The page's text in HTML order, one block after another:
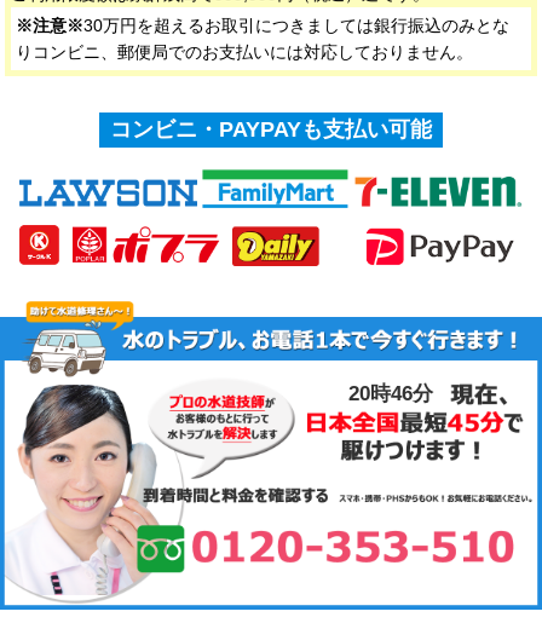
※注意※30万円を超えるお取引につきましては銀行振込のみとな
りコンビニ、郵便局でのお支払いには対応しておりません。
コンビニ・PAYPAYも支払い可能
20時46分